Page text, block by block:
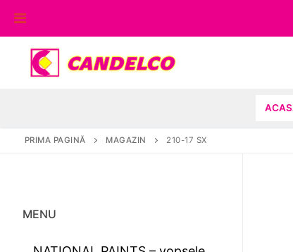
conținut
PRIMA PAGINĂ MAGAZIN 210-17 SX
MENU